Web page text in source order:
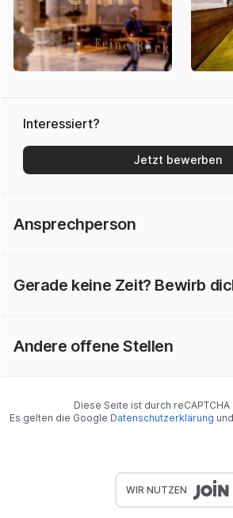
Interessiert?
Jetzt bewerben
Ansprechperson
Gerade keine Zeit? Bewirb
Andere offene Stellen
Diese Seite ist durch
Es gelten die Google Datenschutzerklärung und
WIR NUTZEN